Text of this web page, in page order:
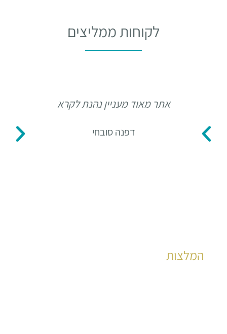
לקוחות ממליצים
אתר מאוד מעניין נהנת לקרא
דפנה סובחי
המלצות